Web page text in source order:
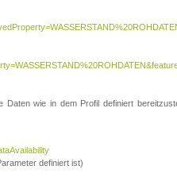
Daten wie in dem Profil definiert
definiert ist)